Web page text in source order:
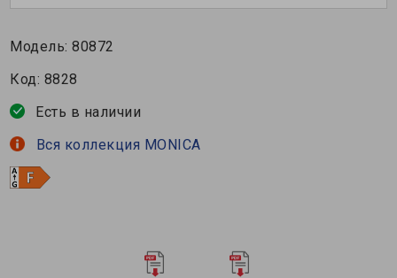
Модель:80872
Код: 8828
Есть в наличии
Вся коллекция MONICA